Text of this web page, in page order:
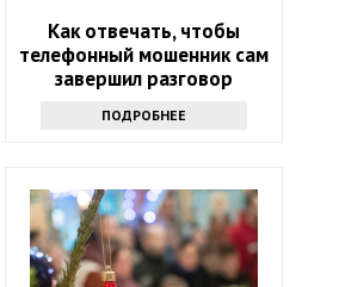
Как отвечать, чтобы
телефонный мошенник сам
завершил разговор
ПОДРОБНЕЕ